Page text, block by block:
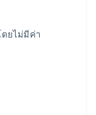
ยไม่มีค่า